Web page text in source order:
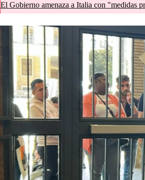
El Gobierno amenaza a Italia con "medidas